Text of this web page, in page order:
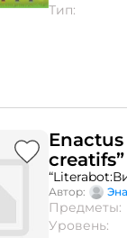
Тип:
creatifs”
Автор:
Предметы:
Уровень: